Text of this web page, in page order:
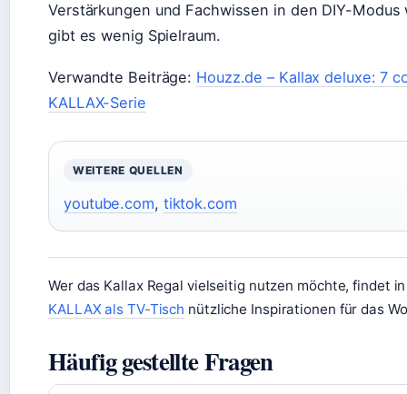
Verstärkungen und Fachwissen in den DIY-
gibt es wenig Spielraum.
Verwandte Beiträge: Houzz.de – Kallax deluxe: 7
KALLAX-Serie
WEITERE QUELLEN
youtube.com, tiktok.com
Wer das Kallax Regal vielseitig nutzen möchte, findet
KALLAX als TV-Tisch nützliche Inspirationen für das
Häufig gestellte Fragen